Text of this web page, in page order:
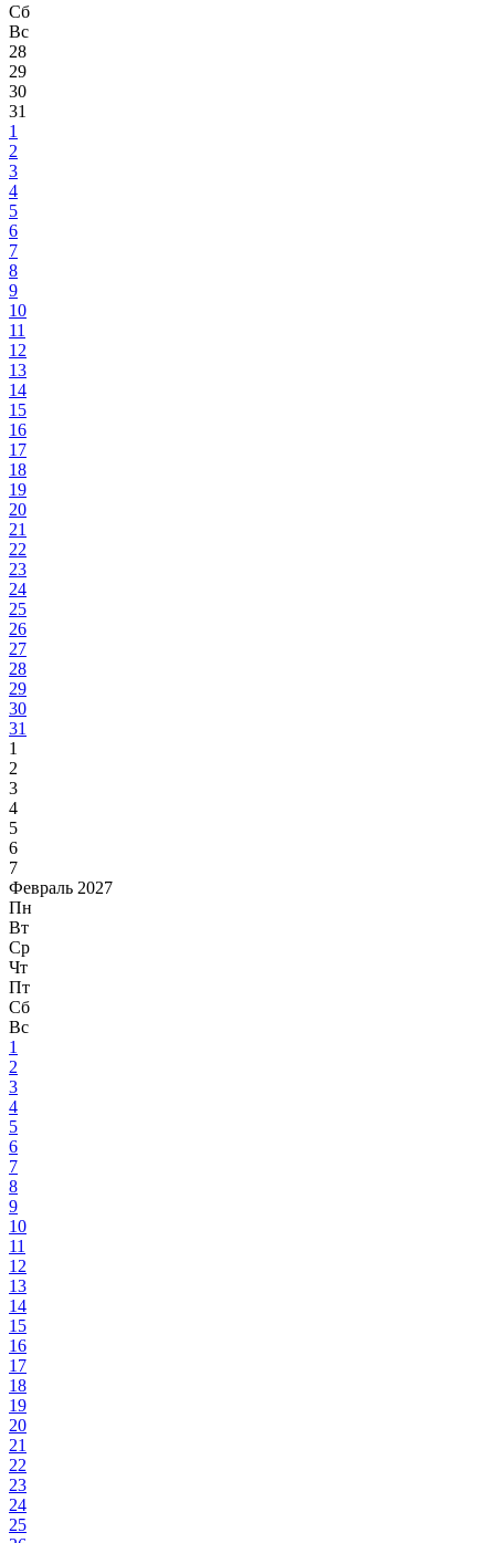
Сб
Вс
28
29
30
31
1
2
3
4
5
6
7
8
9
10
11
12
13
14
15
16
17
18
19
20
21
22
23
24
25
26
27
28
29
30
31
1
2
3
4
5
6
7
Февраль 2027
Пн
Вт
Ср
Чт
Пт
Сб
Вс
1
2
3
4
5
6
7
8
9
10
11
12
13
14
15
16
17
18
19
20
21
22
23
24
25